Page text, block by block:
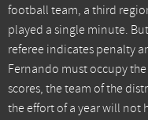
football team, a third
played a single minute.
referee indicates penalty
Fernando must occupy
scores, the team of the
the effort of a year will not